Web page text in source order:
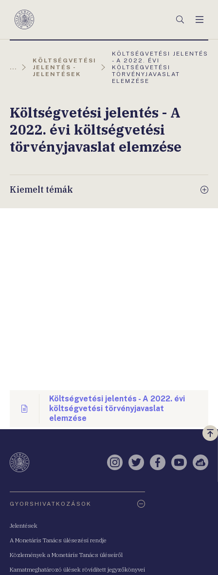
Magyar
Keresés
...
KÖLTSÉGVETÉSI
JELENTÉS -
JELENTÉSEK
AKTUÁLIS
OLDAL:
KÖLTSÉGVETÉSI JELENTÉS
- A 2022. ÉVI
KÖLTSÉGVETÉSI
TÖRVÉNYJAVASLAT
ELEMZÉSE
Költségvetési jelentés - A
2022. évi költségvetési
törvényjavaslat elemzése
Kiemelt témák
Költségvetési jelentés - A 2022. évi
költségvetési törvényjavaslat
elemzése
a
Instagram
TwitterFacebook
YouTube
GYORSHIVATKOZÁSOK
Jelentések
A Monetáris Tanács ülésezési rendje
Közlemények a Monetáris Tanács üléseiről
Kamatmeghatározó ülések rövidített jegyzőkönyvei